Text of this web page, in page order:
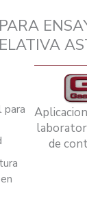
para
de